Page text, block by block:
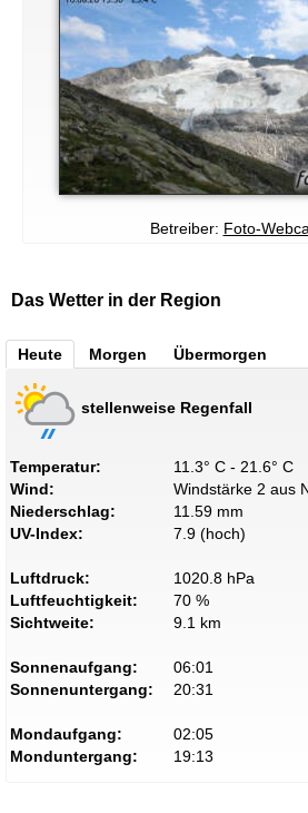
Betreiber: Foto-
Das Wetter in der Region
Heute Morgen Übermorgen
stellenweise Regenfall
Temperatur:
11.3° C - 21.6° C
Wind:
Windstärke 2 aus
Niederschlag:
11.59 mm
UV-Index:
7.9 (hoch)
Luftdruck:
1020.8 hPa
Luftfeuchtigkeit:
70 %
Sichtweite:
9.1 km
Sonnenaufgang:
06:01
Sonnenuntergang:
20:31
Mondaufgang:
02:05
Monduntergang:
19:13